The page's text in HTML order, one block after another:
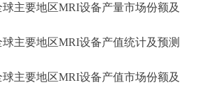
球主要地区MRI设备产量市场份额及
球主要地区MRI设备产值统计及预测
球主要地区MRI设备产值市场份额及